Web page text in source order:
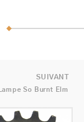
SUIVANT
Lampe So Burnt Elm